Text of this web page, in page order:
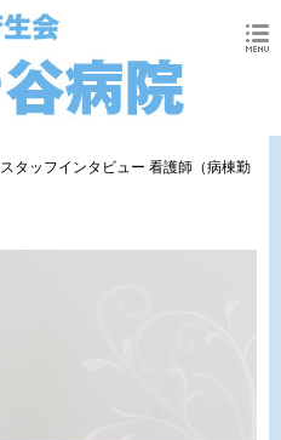
スタッフインタビュー 看護師（病棟勤